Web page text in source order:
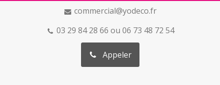
commercial@yodeco.fr
03 29 84 28 66 ou 06 73 48 72 54
Appeler